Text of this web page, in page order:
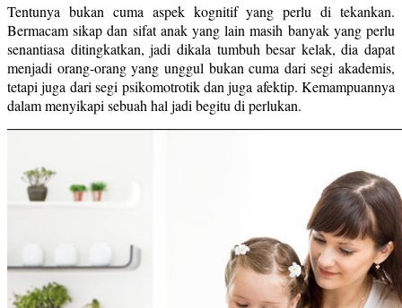
Tentunya bukan cuma aspek kognitif yang perlu di tekankan.
Bermacam sikap dan sifat anak yang lain masih banyak yang perlu
senantiasa ditingkatkan, jadi dikala tumbuh besar kelak, dia dapat
menjadi orang-orang yang unggul bukan cuma dari segi akademis,
tetapi juga dari segi psikomotrotik dan juga afektip. Kemampuannya
dalam menyikapi sebuah hal jadi begitu di perlukan.